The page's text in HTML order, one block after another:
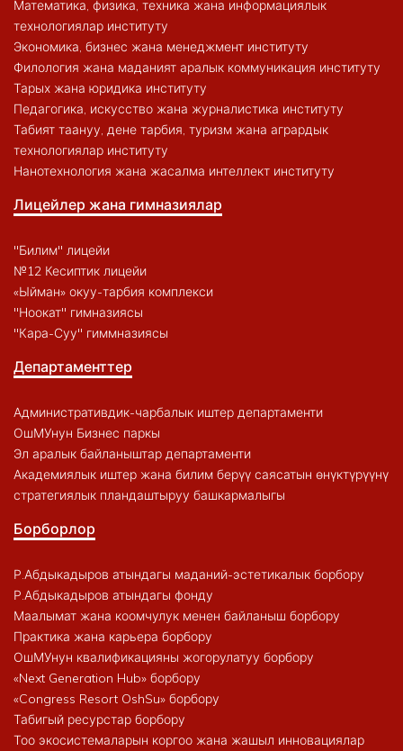
Математика, физика, техника жана информациялык
технологиялар институту
Экономика, бизнес жана менеджмент институту
Филология жана маданият аралык коммуникация институту
Тарых жана юридика институту
Педагогика, искусство жана журналистика институту
Табият таануу, дене тарбия, туризм жана агрардык
технологиялар институту
Нанотехнология жана жасалма интеллект институту
Лицейлер жана гимназиялар
"Билим" лицейи
№12 Кесиптик лицейи
«Ыйман» окуу-тарбия комплекси
"Ноокат" гимназиясы
"Кара-Суу" гиммназиясы
Департаменттер
Административдик-чарбалык иштер департаменти
ОшМУнун Бизнес паркы
Эл аралык байланыштар департаменти
Академиялык иштер жана билим берүү саясатын өнүктүрүүнү
стратегиялык пландаштыруу башкармалыгы
Борборлор
Р.Абдыкадыров атындагы маданий-эстетикалык борбору
Р.Абдыкадыров атындагы фонду
Маалымат жана коомчулук менен байланыш борбору
Практика жана карьера борбору
ОшМУнун квалификацияны жогорулатуу борбору
«Next Generation Hub» борбору
«Congress Resort OshSu» борбору
Табигый ресурстар борбору
Тоо экосистемаларын коргоо жана жашыл инновациялар